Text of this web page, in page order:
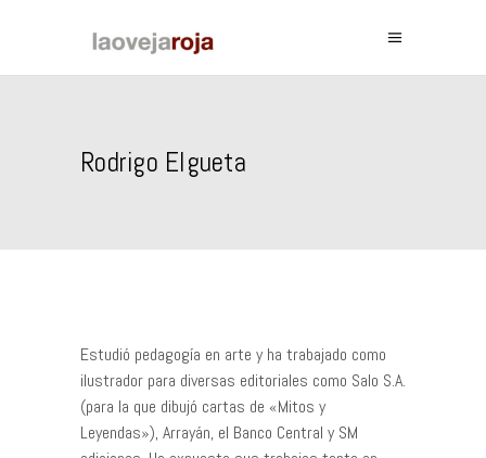
Rodrigo Elgueta
Estudió pedagogía en arte y ha trabajado como
ilustrador para diversas editoriales como Salo S.A.
(para la que dibujó cartas de «Mitos y
Leyendas»), Arrayán, el Banco Central y SM